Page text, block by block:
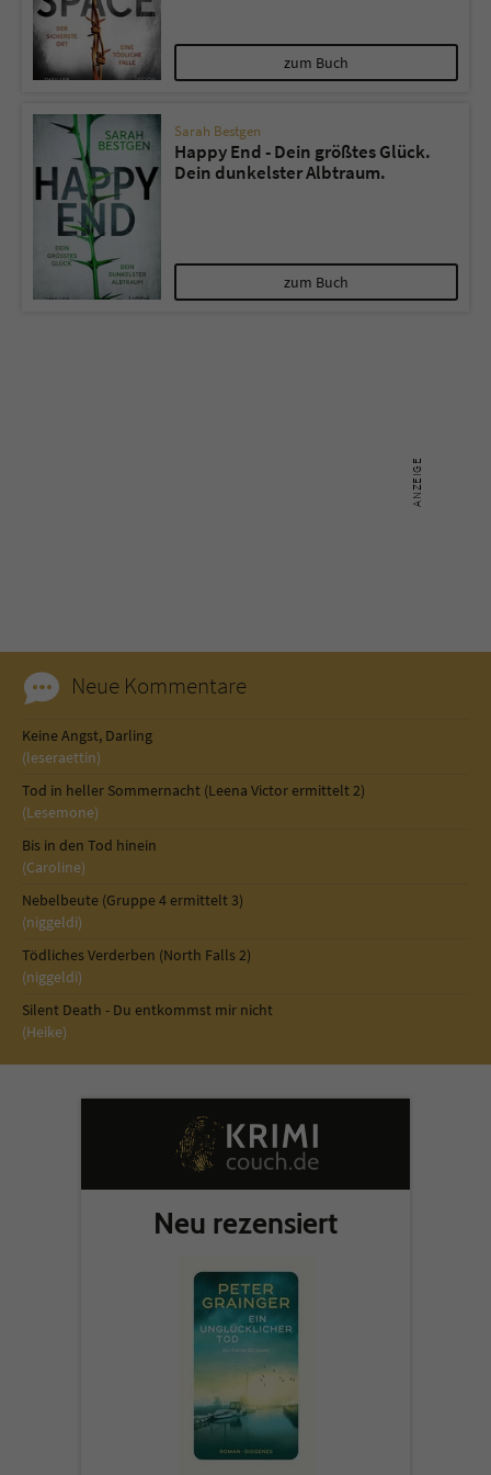
zum Buch
Sarah Bestgen
Happy End - Dein größtes Glück.
Dein dunkelster Albtraum.
zum Buch
Neue Kommentare
Keine Angst, Darling
(leseraettin)
Tod in heller Sommernacht (Leena Victor ermittelt 2)
(Lesemone)
Bis in den Tod hinein
(Caroline)
Nebelbeute (Gruppe 4 ermittelt 3)
(niggeldi)
Tödliches Verderben (North Falls 2)
(niggeldi)
Silent Death - Du entkommst mir nicht
(Heike)
Neu rezensiert
tx_pwcomments_ahash
Laufzeit 1 Jahr
Zweck